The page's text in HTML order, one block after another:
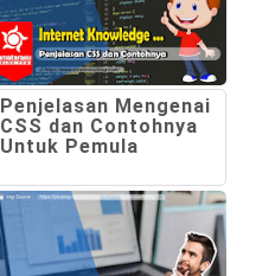
Penjelasan Mengenai
CSS dan Contohnya
Untuk Pemula